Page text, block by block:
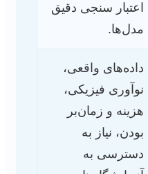
اعتبار سنجی دقیق
مدل‌ها.
داده‌های واقعی،
نوآوری فیزیکی،
هزینه و زمان‌بر
بودن، نیاز به
دسترسی به